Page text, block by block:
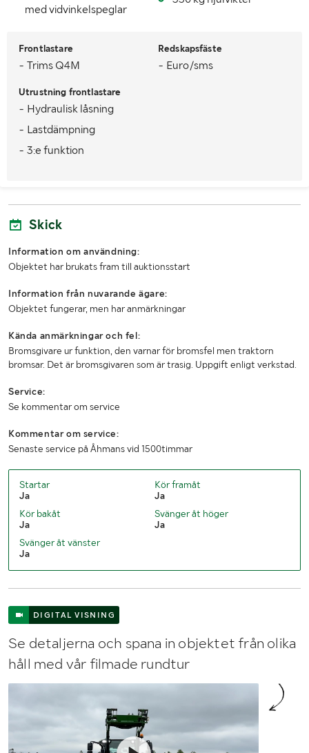
med vidvinkelspeglar
Frontlastare
- Trims Q4M
Utrustning frontlastare
- Hydraulisk låsning
- Lastdämpning
- 3:e funktion
Redskapsfäste
- Euro/sms
Skick
Information om användning:
Objektet har brukats fram till auktionsstart
Information från nuvarande ägare:
Objektet fungerar, men har anmärkningar
Kända anmärkningar och fel:
Bromsgivare ur funktion, den varnar för bromsfel men traktorn
bromsar. Det är bromsgivaren som är trasig. Uppgift enligt verkstad.
Service:
Se kommentar om service
Kommentar om service:
Senaste service på Åhmans vid 1500timmar
Startar
Ja
Kör framåt
Ja
Kör bakåt
Ja
Svänger åt höger
Ja
Svänger åt vänster
Ja
DIGITAL VISNING
Se detaljerna och spana in objektet från olika
håll med vår filmade rundtur